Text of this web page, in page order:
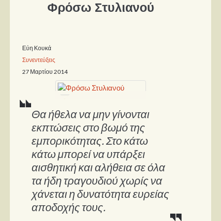
Live & Συναυλίες
Θέατρο
Συνεντεύξεις
Παρουσιάσεις
Δίσκοι
Σειρές
Ταινίες
Βιβλία
Video News
Καλλιτέχνες
Φρόσω Στυλιανού
Εύη Κουκά
Συνεντεύξεις
27 Μαρτίου 2014
Θα ήθελα να μην γίνονται
εκπτώσεις στο βωμό της
εμπορικότητας. Στο κάτω
κάτω μπορεί να υπάρξει
αισθητική και αλήθεια σε όλα
τα ήδη τραγουδιού χωρίς να
χάνεται η δυνατότητα ευρείας
αποδοχής τους.